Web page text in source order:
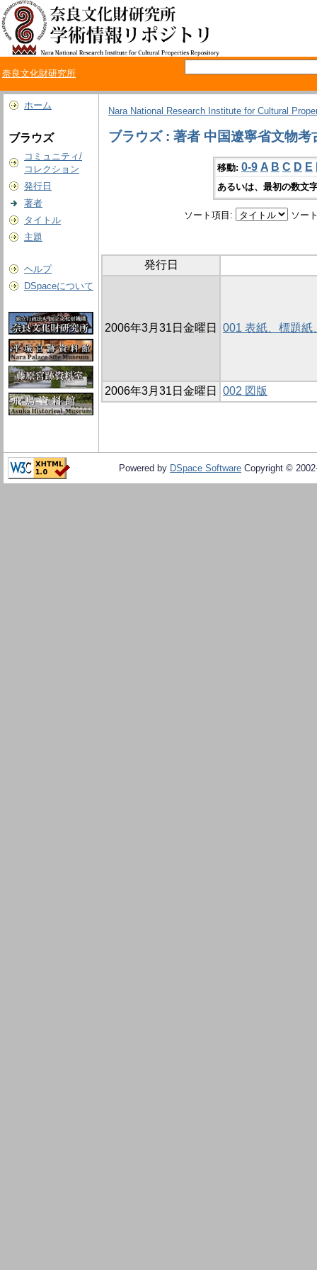
奈良文化財研究所
ホーム
ブラウズ
コミュニティ/
コレクション
発行日
著者
タイトル
主題
ヘルプ
DSpaceについて
Nara National Research Institute for Cultural
ブラウズ : 著者 中国遼寧省文物考
移動: 0-9 A B C D E
あるいは、最初の数文
ソート項目: ソー
発行日
2006年3月31日金曜日 001 表紙、標題紙
2006年3月31日金曜日 002 図版
Powered by DSpace Software Copyright ©